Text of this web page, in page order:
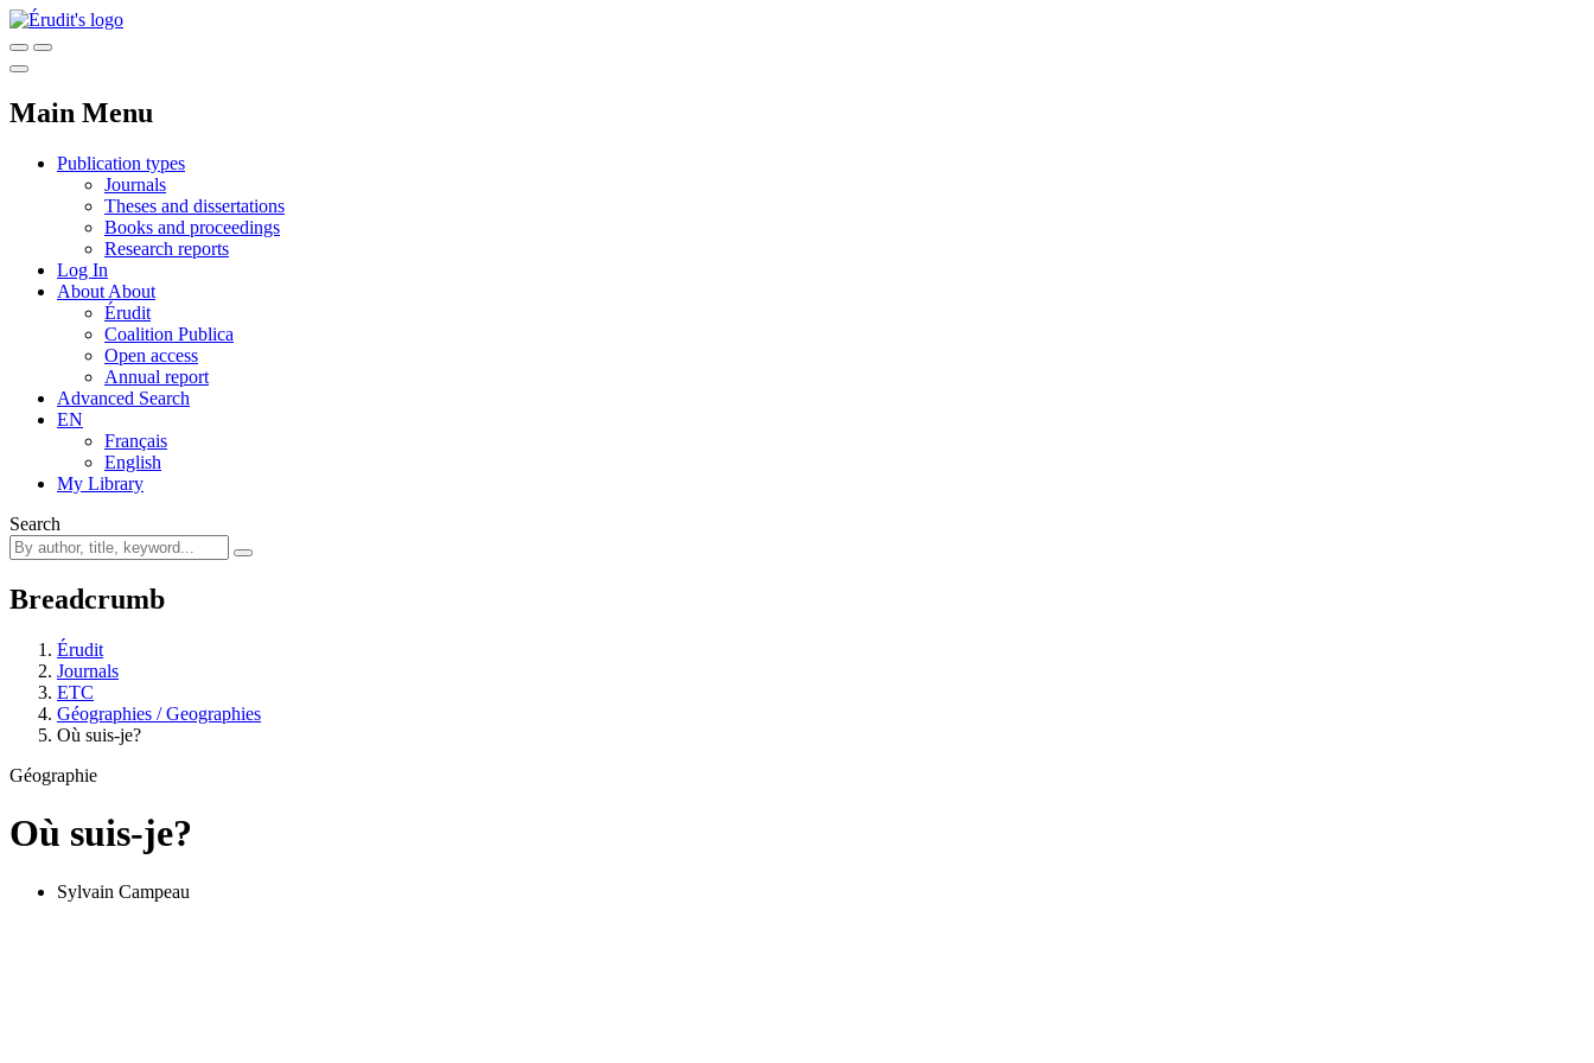
Main Menu
Publication types
Journals
Theses and dissertations
Books and proceedings
Research reports
Log In
About About
Érudit
Coalition Publica
Open access
Annual report
Advanced Search
EN
Français
English
My Library
Search
Breadcrumb
Érudit
Journals
ETC
Géographies / Geographies
Où suis-je?
Géographie
Où suis-je?
Sylvain Campeau